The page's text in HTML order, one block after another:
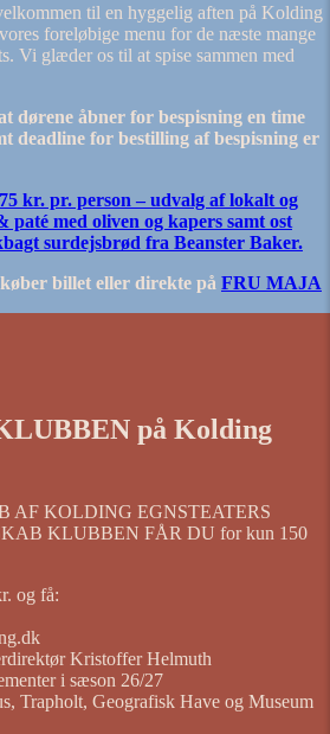
til en hyggelig aften på Kolding
foreløbige menu for de næste mange
Vi glæder os til at spise sammen med
dørene åbner for bespisning en time
deadline for bestilling af bespisning er
kr. pr. person – udvalg af lokalt og
paté med oliven og kapers samt ost
surdejsbrød fra Beanster Baker.
billet eller direkte på FRU MAJA
på Kolding
AF KOLDING EGNSTEATERS
KLUBBEN FÅR DU for kun 150
og få:
Kristoffer Helmuth
i sæson 26/27
Trapholt, Geografisk Have og Museum